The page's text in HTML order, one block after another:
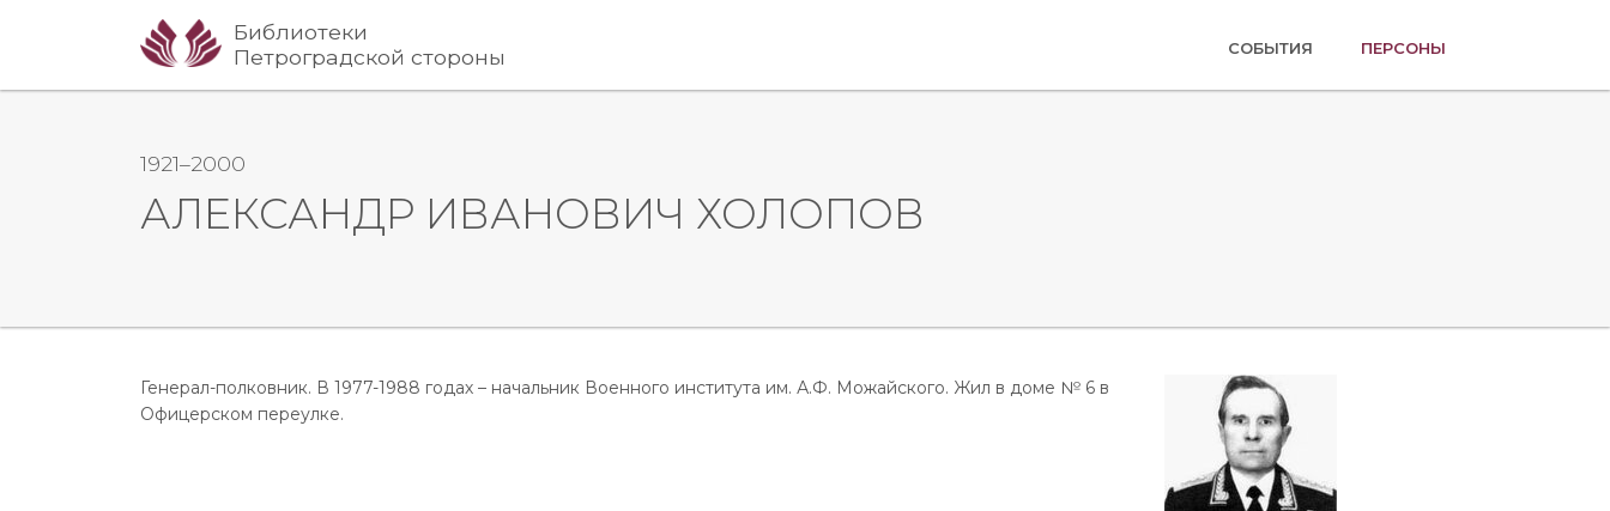
Библиотеки
Петроградской стороны
СОБЫТИЯ ПЕРСОНЫ
1921–2000
АЛЕКСАНДР ИВАНОВИЧ ХОЛОПОВ
Генерал-полковник. В 1977-1988 годах – начальник Военного института им. А.Ф. Можайского. Жил в доме № 6 в
Офицерском переулке.